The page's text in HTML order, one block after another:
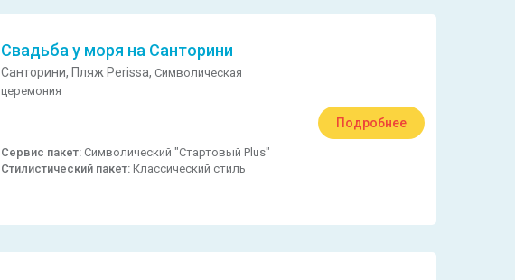
Свадьба у моря на Санторини
Санторини, Пляж Perissa,Символическая
церемония
Сервис пакет:Символический "Стартовый Plus"
Стилистический пакет:Классический стиль
Подробнее